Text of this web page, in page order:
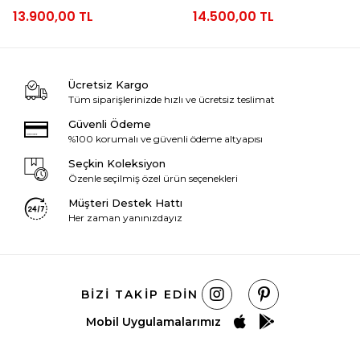
13.900,00 TL 14.500,00 TL
Ücretsiz Kargo
Tüm siparişlerinizde hızlı ve ücretsiz teslimat
Güvenli Ödeme
%100 korumalı ve güvenli ödeme altyapısı
Seçkin Koleksiyon
Özenle seçilmiş özel ürün seçenekleri
Müşteri Destek Hattı
Her zaman yanınızdayız
BIZI TAKIP EDIN
Mobil Uygulamalarımız